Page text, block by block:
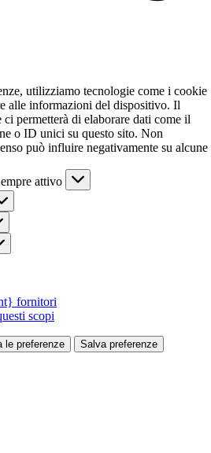
utilizziamo tecnologie come i cookie
alle informazioni del dispositivo. Il
ci permetterà di elaborare dati come il
o ID unici su questo sito. Non
può influire negativamente su alcune
attivo
fornitori
scopi
le preferenze Salva preferenze